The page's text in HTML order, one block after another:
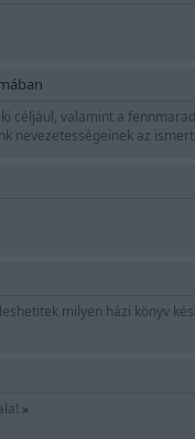
céljául, valamint a
nevezetességeinek az
milyen házi könyv
»